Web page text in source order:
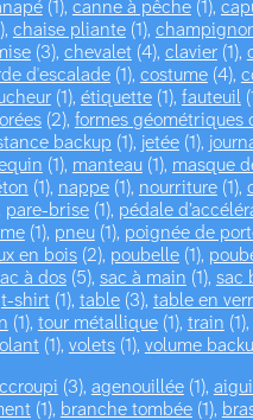
(1), canne à pêche(1),
chaise pliante(1),
(3), chevalet (4), clavier(1),
d'escalade(1), costume(4),
(1), étiquette(1), fauteuil
(2), formes géométriques
backup (1), jetée(1),
(1), manteau(1), masque
(1), nappe(1), nourriture(1),
pare-brise(1), pédale
(1), pneu(1), poignée de
en bois(2), poubelle(1),
à dos(5), sac à main (1), sac
t-shirt (1), table(3), table en
(1), tour métallique(1), train (1),
(1), volets(1), volume
(3), agenouillée(1),
(1), branche tombée(1),